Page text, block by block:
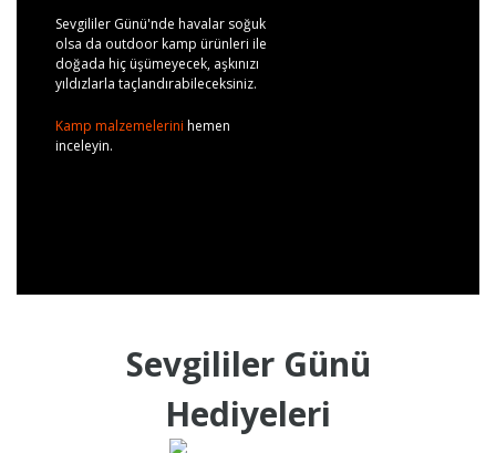
Sevgililer Günü'nde havalar soğuk
olsa da outdoor kamp ürünleri ile
doğada hiç üşümeyecek, aşkınızı
yıldızlarla taçlandırabileceksiniz.
Kamp malzemelerini hemen
inceleyin.
Sevgililer Günü
Hediyeleri